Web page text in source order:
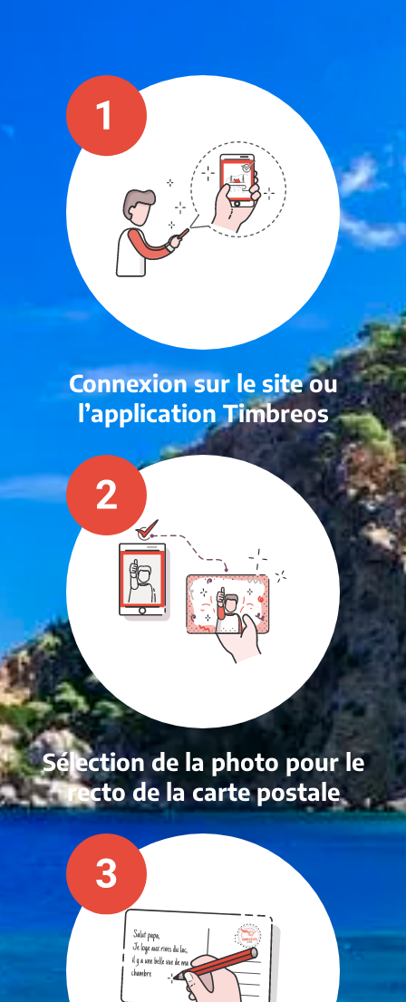
Connexion sur le site ou
l’application Timbreos
Sélection de la photo pour le
recto de la carte postale